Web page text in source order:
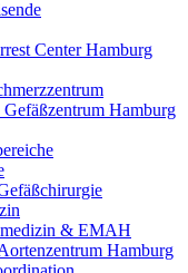
Center Hamburg
Hamburg
& EMAH
Hamburg